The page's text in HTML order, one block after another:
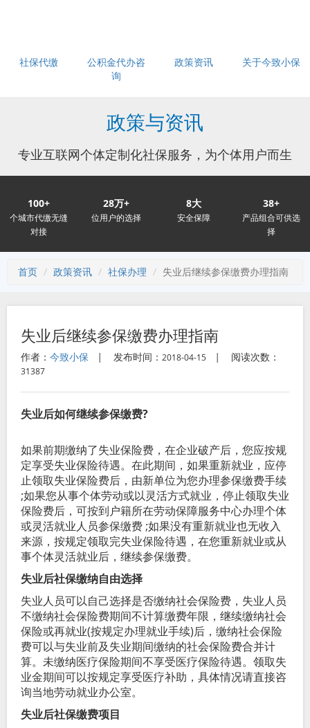
社保代缴
公积金代办咨
询
政策资讯 关于今致小保
政策与资讯
专业互联网个体定制化社保服务，为个体用户而生
100+
个城市代缴无缝
对接
28万+
位用户的选择
8大
安全保障
38+
产品组合可供选
择
首页 政策资讯 社保办理 失业后继续参保缴费办理指南
失业后继续参保缴费办理指南
作者： 今致小保 | 发布时间： 2018-04-15 | 阅读次数：
31387
失业后如何继续参保缴费?
如果前期缴纳了失业保险费，在企业破产后，您应按规
定享受失业保险待遇。在此期间，如果重新就业，应停
止领取失业保险费后，由新单位为您办理参保缴费手续
;如果您从事个体劳动或以灵活方式就业，停止领取失业
保险费后，可按到户籍所在劳动保障服务中心办理个体
或灵活就业人员参保缴费 ;如果没有重新就业也无收入
来源，按规定领取完失业保险待遇，在您重新就业或从
事个体灵活就业后，继续参保缴费。
失业后社保缴纳自由选择
失业人员可以自己选择是否缴纳社会保险费，失业人员
不缴纳社会保险费期间不计算缴费年限，继续缴纳社会
保险或再就业(按规定办理就业手续)后，缴纳社会保险
费可以与失业前及失业期间缴纳的社会保险费合并计
算。未缴纳医疗保险期间不享受医疗保险待遇。领取失
业金期间可以按规定享受医疗补助，具体情况请直接咨
询当地劳动就业办公室。
失业后社保缴费项目